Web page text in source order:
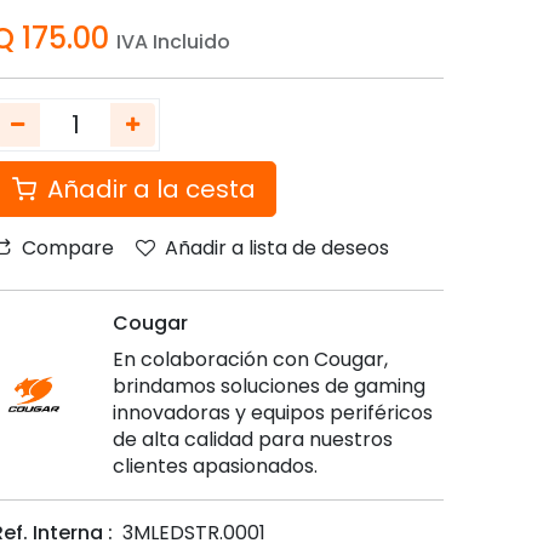
175.00 IVA Incluido
Añadir a la cesta
Compare Añadir a lista de deseos
Cougar
En colaboración con Cougar,
brindamos soluciones de gaming
innovadoras y equipos periféricos
de alta calidad para nuestros
clientes apasionados.
Interna : 3MLEDSTR.0001